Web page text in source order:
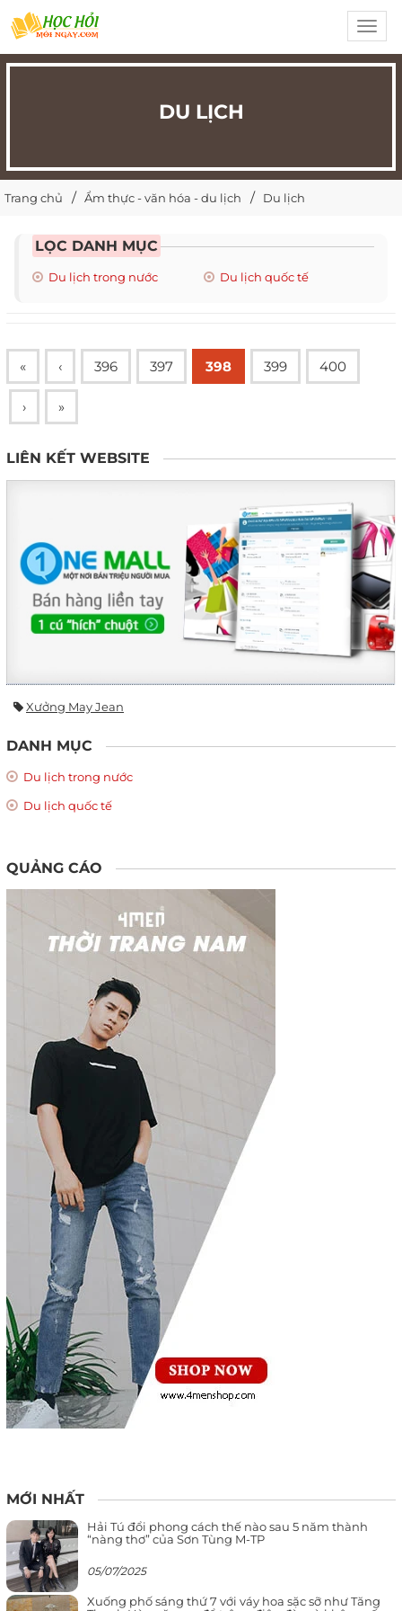
DU LỊCH
Trang chủ Ẩm thực - văn hóa - du lịch Du lịch
LỌC DANH MỤC
Du lịch trong nước Du lịch quốc tế
« ‹ 396 397 398 399 400
› »
LIÊN KẾT WEBSITE
Xưởng May Jean
DANH MỤC
Du lịch trong nước
Du lịch quốc tế
QUẢNG CÁO
MỚI NHẤT
Hải Tú đổi phong cách thế nào sau 5 năm thành
“nàng thơ” của Sơn Tùng M-TP
05/07/2025
Xuống phố sáng thứ 7 với váy hoa sặc sỡ như Tăng